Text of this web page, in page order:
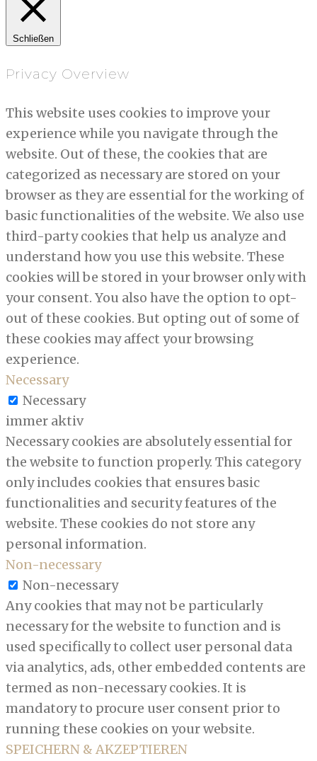
Schließen
Privacy Overview
This website uses cookies to improve your
experience while you navigate through the
website. Out of these, the cookies that are
categorized as necessary are stored on your
browser as they are essential for the working of
basic functionalities of the website. We also use
third-party cookies that help us analyze and
understand how you use this website. These
cookies will be stored in your browser only with
your consent. You also have the option to opt-
out of these cookies. But opting out of some of
these cookies may affect your browsing
experience.
Necessary
Necessary
immer aktiv
Necessary cookies are absolutely essential for
the website to function properly. This category
only includes cookies that ensures basic
functionalities and security features of the
website. These cookies do not store any
personal information.
Non-necessary
Non-necessary
Any cookies that may not be particularly
necessary for the website to function and is
used specifically to collect user personal data
via analytics, ads, other embedded contents are
termed as non-necessary cookies. It is
mandatory to procure user consent prior to
running these cookies on your website.
SPEICHERN & AKZEPTIEREN